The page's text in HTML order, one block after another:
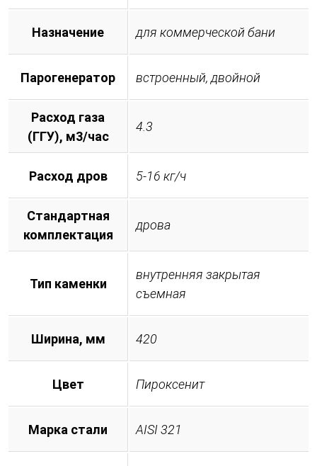
Назначение для коммерческой бани
Парогенератор встроенный, двойной
Расход газа
(ГГУ), м3/час
4.3
Расход дров 5-16 кг/ч
Стандартная
комплектация
дрова
Тип каменки
внутренняя закрытая
съемная
Ширина, мм 420
Цвет Пироксенит
Марка стали AISI 321